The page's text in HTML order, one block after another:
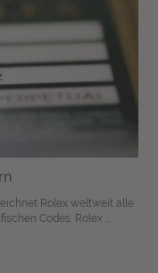
Rolex weltweit alle
Codes. Rolex ...